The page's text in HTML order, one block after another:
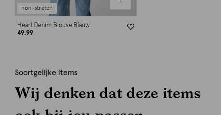
non-stretch
Heart Denim Blouse Blauw
49.99
Soortgelijke items
Wij denken dat deze items